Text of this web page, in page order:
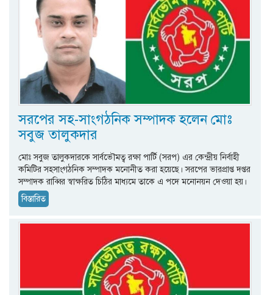
সরপের সহ-সাংগঠনিক সম্পাদক হলেন মোঃ
সবুজ তালুকদার
মোঃ সবুজ তালুকদারকে সার্বভৌমত্ব রক্ষা পার্টি (সরপ) এর কেন্দ্রীয় নির্বাহী
কমিটির সহসাংগঠনিক সম্পাদক মনোনীত করা হয়েছে। সরপের ভারপ্রাপ্ত দপ্তর
সম্পাদক রাব্বির স্বাক্ষরিত চিঠির মাধ্যমে তাকে এ পদে মনোনয়ন দেওয়া হয়।
বিস্তারিত